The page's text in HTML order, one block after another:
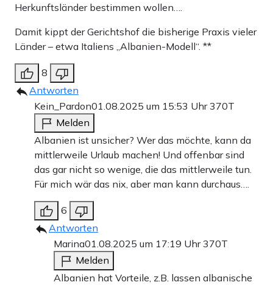
Herkunftsländer bestimmen wollen….
Damit kippt der Gerichtshof die bisherige Praxis vieler
Länder – etwa Italiens „Albanien-Modell“. **
8
Antworten
Kein_Pardon01.08.2025 um 15:53 Uhr370T
Melden
Albanien ist unsicher? Wer das möchte, kann da
mittlerweile Urlaub machen! Und offenbar sind
das gar nicht so wenige, die das mittlerweile tun.
Für mich wär das nix, aber man kann durchaus….
6
Antworten
Marina01.08.2025 um 17:19 Uhr370T
Melden
Albanien hat Vorteile, z.B. lassen albanische